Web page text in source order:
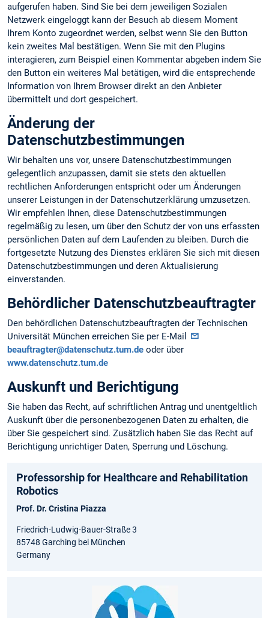
aufgerufen haben. Sind Sie bei dem jeweiligen Sozialen
Netzwerk eingeloggt kann der Besuch ab diesem Moment
Ihrem Konto zugeordnet werden, selbst wenn Sie den Button
kein zweites Mal bestätigen. Wenn Sie mit den Plugins
interagieren, zum Beispiel einen Kommentar abgeben indem Sie
den Button ein weiteres Mal betätigen, wird die entsprechende
Information von Ihrem Browser direkt an den Anbieter
übermittelt und dort gespeichert.
Änderung der
Datenschutzbestimmungen
Wir behalten uns vor, unsere Datenschutzbestimmungen
gelegentlich anzupassen, damit sie stets den aktuellen
rechtlichen Anforderungen entspricht oder um Änderungen
unserer Leistungen in der Datenschutzerklärung umzusetzen.
Wir empfehlen Ihnen, diese Datenschutzbestimmungen
regelmäßig zu lesen, um über den Schutz der von uns erfassten
persönlichen Daten auf dem Laufenden zu bleiben. Durch die
fortgesetzte Nutzung des Dienstes erklären Sie sich mit diesen
Datenschutzbestimmungen und deren Aktualisierung
einverstanden.
Behördlicher Datenschutzbeauftragter
Den behördlichen Datenschutzbeauftragten der Technischen
Universität München erreichen Sie per E-Mail
beauftragter@datenschutz.tum.de oder über
www.datenschutz.tum.de
Auskunft und Berichtigung
Sie haben das Recht, auf schriftlichen Antrag und unentgeltlich
Auskunft über die personen­bezogenen Daten zu erhalten, die
über Sie gespeichert sind. Zusätzlich haben Sie das Recht auf
Berichtigung unrichtiger Daten, Sperrung und Löschung.
Professorship for Healthcare and Rehabilitation
Robotics
Prof. Dr. Cristina Piazza
Friedrich-Ludwig-Bauer-Straße 3
85748 Garching bei München
Germany